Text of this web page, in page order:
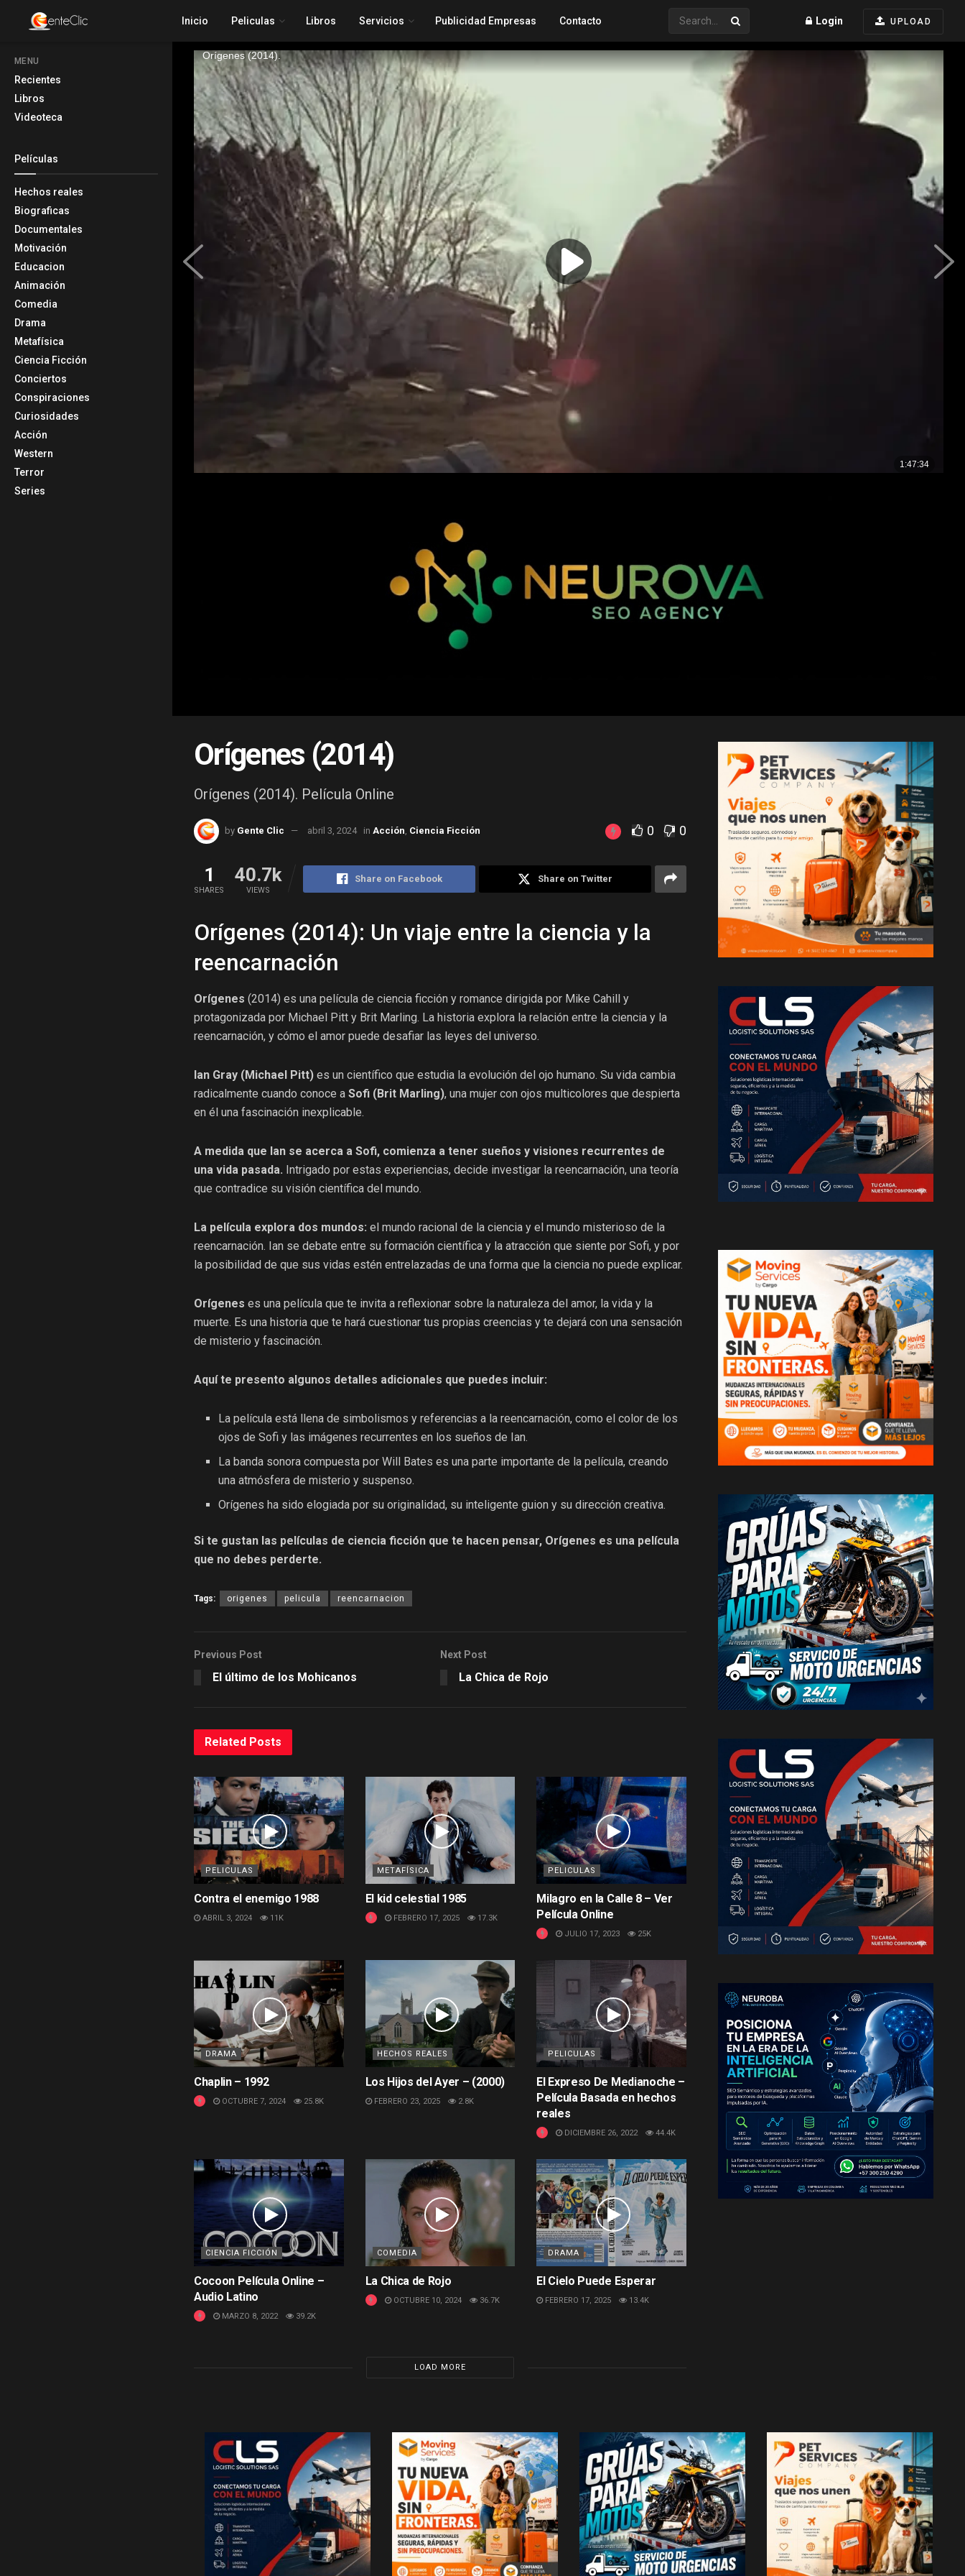
MENU
Recientes
Libros
Videoteca
Películas
Hechos reales
Biograficas
Documentales
Motivación
Educacion
Animación
Comedia
Drama
Metafísica
Ciencia Ficción
Conciertos
Conspiraciones
Curiosidades
Acción
Western
Terror
Series
Inicio Peliculas Libros Servicios Publicidad Empresas Contacto Login UPLOAD
Orígenes (2014)
Orígenes (2014). Película Online
by Gente Clic abril 3, 2024 in Acción Ciencia Ficción 0 0
1
SHARES
40.7k
VIEWS
Share on Facebook Share on Twitter
Orígenes (2014): Un viaje entre la ciencia y la
reencarnación
Orígenes (2014) es una película de ciencia ficción y romance dirigida por Mike Cahill y
protagonizada por Michael Pitt y Brit Marling. La historia explora la relación entre la ciencia y la
reencarnación, y cómo el amor puede desafiar las leyes del universo.
Ian Gray (Michael Pitt) es un científico que estudia la evolución del ojo humano. Su vida cambia
radicalmente cuando conoce a Sofi (Brit Marling), una mujer con ojos multicolores que despierta
en él una fascinación inexplicable.
A medida que Ian se acerca a Sofi, comienza a tener sueños y visiones recurrentes de
una vida pasada. Intrigado por estas experiencias, decide investigar la reencarnación, una teoría
que contradice su visión científica del mundo.
La película explora dos mundos: el mundo racional de la ciencia y el mundo misterioso de la
reencarnación. Ian se debate entre su formación científica y la atracción que siente por Sofi, y por
la posibilidad de que sus vidas estén entrelazadas de una forma que la ciencia no puede explicar.
Orígenes es una película que te invita a reflexionar sobre la naturaleza del amor, la vida y la
muerte. Es una historia que te hará cuestionar tus propias creencias y te dejará con una sensación
de misterio y fascinación.
Aquí te presento algunos detalles adicionales que puedes incluir:
La película está llena de simbolismos y referencias a la reencarnación, como el color de los
ojos de Sofi y las imágenes recurrentes en los sueños de Ian.
La banda sonora compuesta por Will Bates es una parte importante de la película, creando
una atmósfera de misterio y suspenso.
Orígenes ha sido elogiada por su originalidad, su inteligente guion y su dirección creativa.
Si te gustan las películas de ciencia ficción que te hacen pensar, Orígenes es una película
que no debes perderte.
Tags: origenes pelicula reencarnacion
Previous Post
El último de los Mohicanos
Next Post
La Chica de Rojo
Related Posts
PELICULAS
Contra el enemigo 1988
ABRIL 3, 2024 11K
METAFÍSICA
El kid celestial 1985
FEBRERO 17, 2025 17.3K
PELICULAS
Milagro en la Calle 8 – Ver
Película Online
JULIO 17, 2023 25K
DRAMA
Chaplin – 1992
OCTUBRE 7, 2024 25.8K
HECHOS REALES
Los Hijos del Ayer – (2000)
FEBRERO 23, 2025 2.8K
PELICULAS
El Expreso De Medianoche –
Película Basada en hechos
reales
DICIEMBRE 26, 2022 44.4K
CIENCIA FICCIÓN
Cocoon Película Online –
Audio Latino
MARZO 8, 2022 39.2K
COMEDIA
La Chica de Rojo
OCTUBRE 10, 2024 36.7K
DRAMA
El Cielo Puede Esperar
FEBRERO 17, 2025 13.4K
LOAD MORE